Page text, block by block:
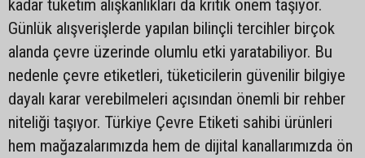
kadar tüketim alışkanlıkları da kritik önem taşıyor.
Günlük alışverişlerde yapılan bilinçli tercihler birçok
alanda çevre üzerinde olumlu etki yaratabiliyor. Bu
nedenle çevre etiketleri, tüketicilerin güvenilir bilgiye
dayalı karar verebilmeleri açısından önemli bir rehber
niteliği taşıyor. Türkiye Çevre Etiketi sahibi ürünleri
hem mağazalarımızda hem de dijital kanallarımızda ön